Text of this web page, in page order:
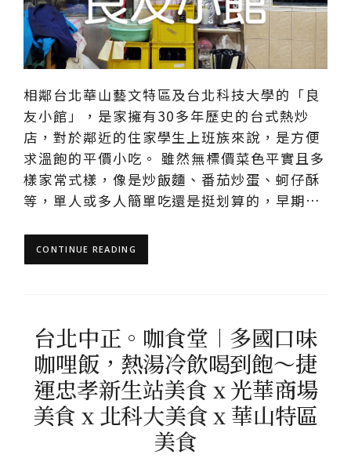
相鄰台北華山藝文特區及台北科技大學的「良
友小館」，是家擁有30多年歷史的台式熱炒
店，對於鄰近的住家學生上班族來說，是方便
求溫飽的平價小吃。 雖然無標價菜色平實且多
樣家常式樣，像是炒飯麵、番茄炒蛋、蚵仔酥
等，單人或多人簡單吃還是挺划算的，早期…
CONTINUE READING
台北中正。咖食堂︱多國口味
咖哩飯，熱湯冷飲喝到飽～捷
運忠孝新生站美食 x 光華商場
美食 x 北科大美食 x 華山特區
美食